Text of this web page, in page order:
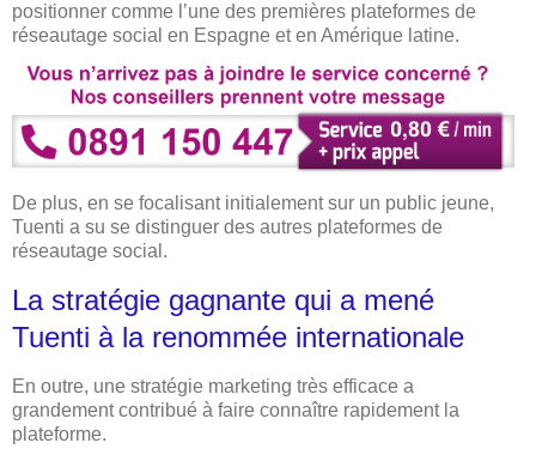
positionner comme l’une des premières plateformes de
réseautage social en Espagne et en Amérique latine.
De plus, en se focalisant initialement sur un public jeune,
Tuenti a su se distinguer des autres plateformes de
réseautage social.
La stratégie gagnante qui a mené
Tuenti à la renommée internationale
En outre, une stratégie marketing très efficace a
grandement contribué à faire connaître rapidement la
plateforme.